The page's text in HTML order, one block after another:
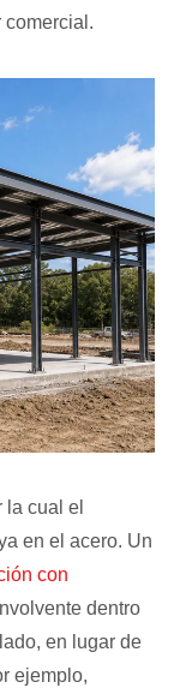
comercial.
la cual el
en el acero. Un
con
dentro
en lugar de
ejemplo,